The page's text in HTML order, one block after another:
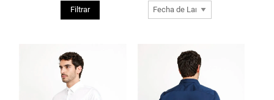
Filtrar